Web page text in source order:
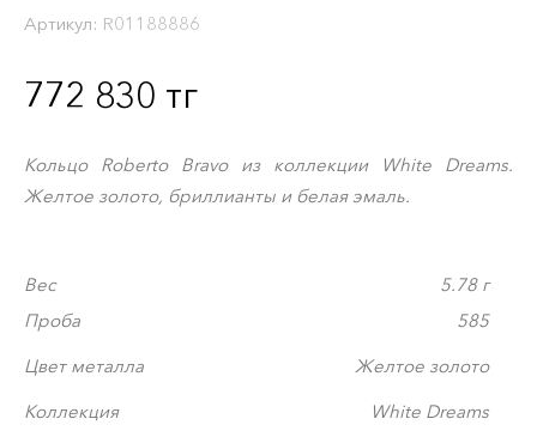
772 830 тг
Кольцо Roberto Bravo из коллекции White Dreams.
Желтое золото, бриллианты и белая эмаль.
Вес
5.78 г
Проба
585
Цвет металла
Желтое золото
Коллекция
White Dreams
Артикул: R01188886